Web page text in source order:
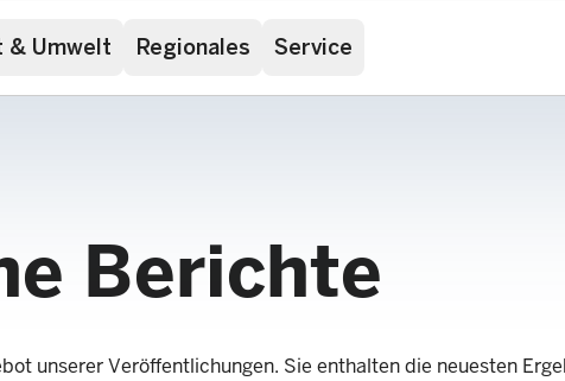
Umwelt Regionales Service
Berichte
unserer Veröffentlichungen. Sie enthalten die neuesten